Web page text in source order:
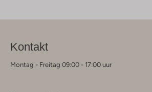
Kontakt
Montag - Freitag 09:00 - 17:00 uur